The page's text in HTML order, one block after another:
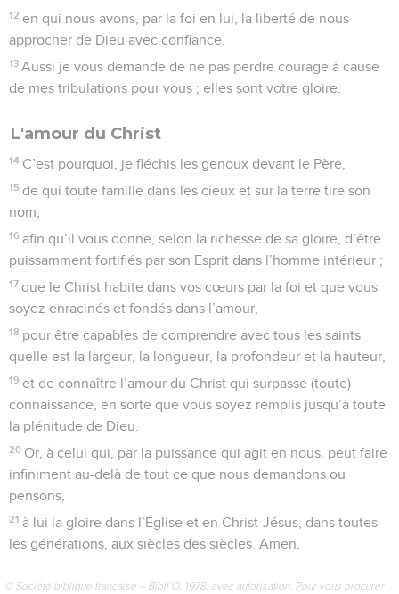
12 en qui nous avons, par la foi en lui, la liberté de nous
approcher de Dieu avec confiance.
13 Aussi je vous demande de ne pas perdre courage à cause
de mes tribulations pour vous ; elles sont votre gloire.
L'amour du Christ
14 C’est pourquoi, je fléchis les genoux devant le Père,
15 de qui toute famille dans les cieux et sur la terre tire son
nom,
16 afin qu’il vous donne, selon la richesse de sa gloire, d’être
puissamment fortifiés par son Esprit dans l’homme intérieur ;
17 que le Christ habite dans vos cœurs par la foi et que vous
soyez enracinés et fondés dans l’amour,
18 pour être capables de comprendre avec tous les saints
quelle est la largeur, la longueur, la profondeur et la hauteur,
19 et de connaître l’amour du Christ qui surpasse (toute)
connaissance, en sorte que vous soyez remplis jusqu’à toute
la plénitude de Dieu.
20 Or, à celui qui, par la puissance qui agit en nous, peut faire
infiniment au-delà de tout ce que nous demandons ou
pensons,
21 à lui la gloire dans l’Église et en Christ-Jésus, dans toutes
les générations, aux siècles des siècles. Amen.
© Société biblique française – Bibli’O, 1978, avec autorisation. Pour vous procurer